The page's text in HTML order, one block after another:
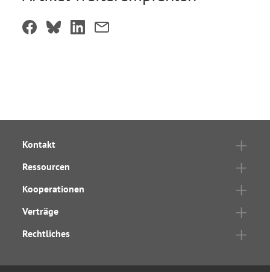
Kontakt
Ressourcen
Kooperationen
Verträge
Rechtliches